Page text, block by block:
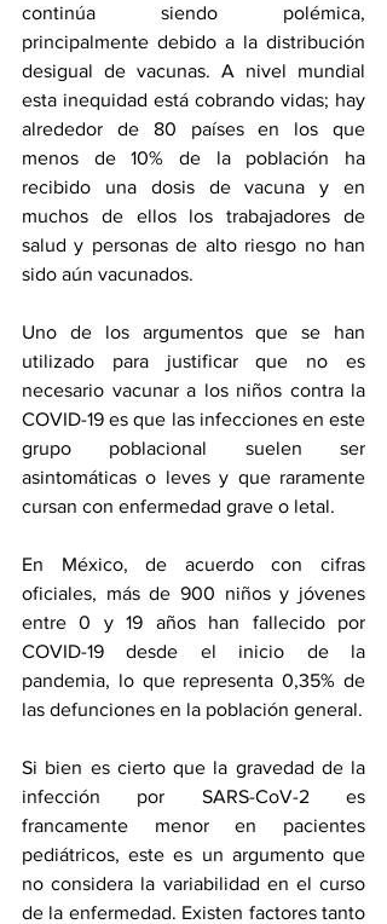
continúa siendo polémica,
principalmente debido a la distribución
desigual de vacunas. A nivel mundial
esta inequidad está cobrando vidas; hay
alrededor de 80 países en los que
menos de 10% de la población ha
recibido una dosis de vacuna y en
muchos de ellos los trabajadores de
salud y personas de alto riesgo no han
sido aún vacunados.
Uno de los argumentos que se han
utilizado para justificar que no es
necesario vacunar a los niños contra la
COVID-19 es que las infecciones en este
grupo poblacional suelen ser
asintomáticas o leves y que raramente
cursan con enfermedad grave o letal.
En México, de acuerdo con cifras
oficiales, más de 900 niños y jóvenes
entre 0 y 19 años han fallecido por
COVID-19 desde el inicio de la
pandemia, lo que representa 0,35% de
las defunciones en la población general.
Si bien es cierto que la gravedad de la
infección por SARS-CoV-2 es
francamente menor en pacientes
pediátricos, este es un argumento que
no considera la variabilidad en el curso
de la enfermedad. Existen factores tanto